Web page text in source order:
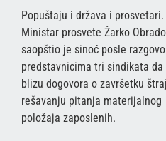
Popuštaju i država i prosvetari.
Ministar prosvete Žarko
saopštio je sinoć posle
predstavnicima tri sindikata da
blizu dogovora o završetku
rešavanju pitanja materijalnog
položaja zaposlenih.